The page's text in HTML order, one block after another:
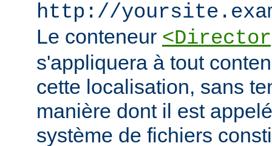
http://
Le conteneur
s'appliquera à tout
cette localisation, sans
manière dont il est
système de fichiers